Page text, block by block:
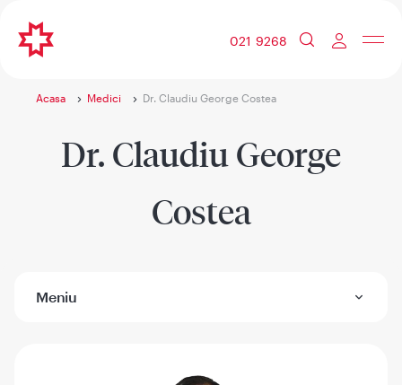
021 9268
Acasa Medici Dr. Claudiu George Costea
Dr. Claudiu George
Costea
Meniu